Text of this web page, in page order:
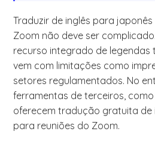
Traduzir de inglês para
Zoom não deve ser
recurso integrado de legendas
vem com limitações como
setores regulamentados. No
ferramentas de terceiros,
oferecem tradução gratuita de
para reuniões do Zoom.